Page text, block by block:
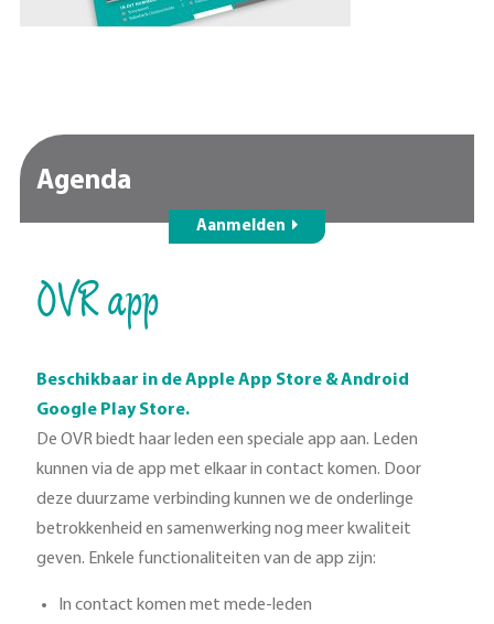
Agenda
Aanmelden
OVR app
Beschikbaar in de Apple App Store & Android
Google Play Store.
De OVR biedt haar leden een speciale app aan. Leden
kunnen via de app met elkaar in contact komen. Door
deze duurzame verbinding kunnen we de onderlinge
betrokkenheid en samenwerking nog meer kwaliteit
geven. Enkele functionaliteiten van de app zijn:
In contact komen met mede-leden